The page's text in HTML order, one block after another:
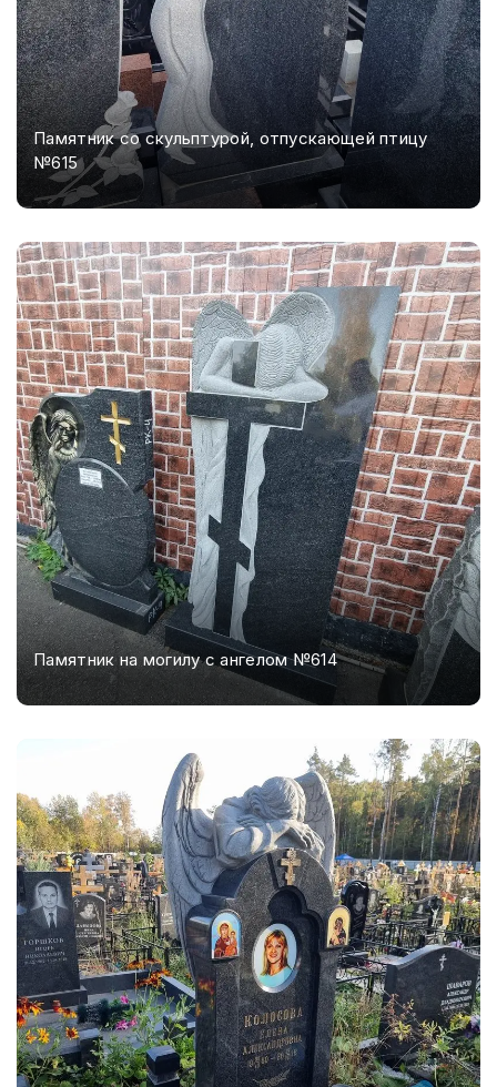
Памятник со скульптурой, отпускающей птицу
№615
Памятник на могилу с ангелом №614